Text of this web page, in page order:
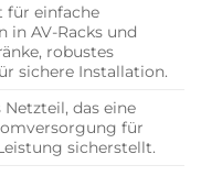
für einfache
in AV-Racks und
robustes
sichere Installation.
Netzteil, das eine
für
sicherstellt.